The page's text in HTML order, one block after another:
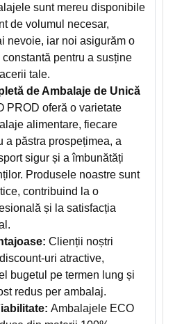
sunt mereu disponibile
de volumul necesar,
nevoie, iar noi asigurăm o
constantă pentru a susține
tale.
de Ambalaje de Unică
PROD oferă o varietate
alimentare, fiecare
a păstra prospețimea, a
sigur și a îmbunătăți
Produsele noastre sunt
contribuind la o
și la satisfacția
Clienții noștri
uri atractive,
bugetul pe termen lung și
redus per ambalaj.
Ambalajele ECO